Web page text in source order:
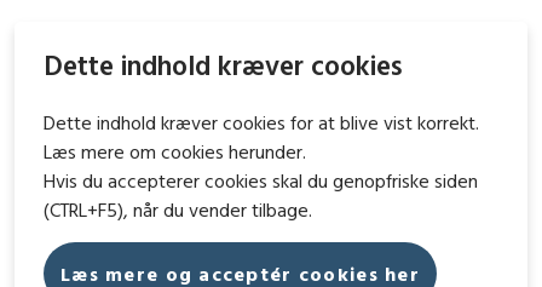
Dette indhold kræver cookies
Dette indhold kræver cookies for at blive vist korrekt.
Læs mere om cookies herunder.
Hvis du accepterer cookies skal du genopfriske siden
(CTRL+F5), når du vender tilbage.
Læs mere og acceptér cookies her